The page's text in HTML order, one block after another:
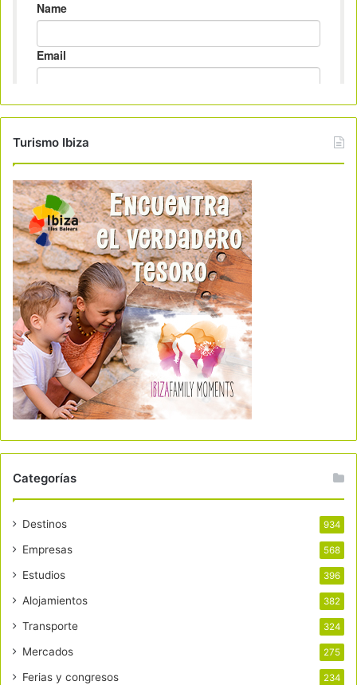
Turismo Ibiza
Categorías
Destinos 934
Empresas 568
Estudios 396
Alojamientos 382
Transporte 324
Mercados 275
Ferias y congresos 234